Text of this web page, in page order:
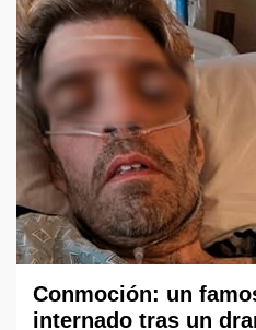
Conmoción: un
internado tras un